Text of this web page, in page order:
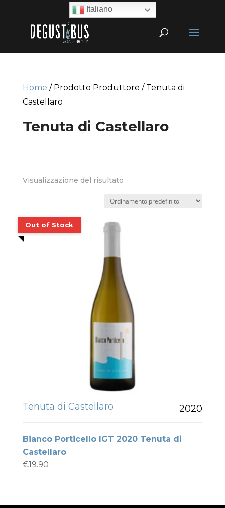
Home / Prodotto Produttore / Tenuta di
Castellaro
Tenuta di Castellaro
Visualizzazione del risultato
Tenuta di Castellaro 2020
Bianco Porticello IGT 2020 Tenuta di
Castellaro
€19.90
Italiano